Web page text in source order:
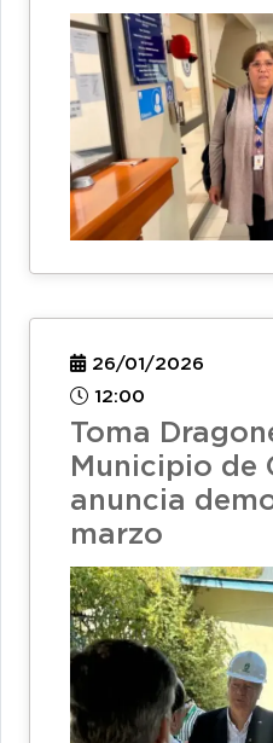
26/01/2026
12:00
Toma
Municipio de
anuncia
marzo